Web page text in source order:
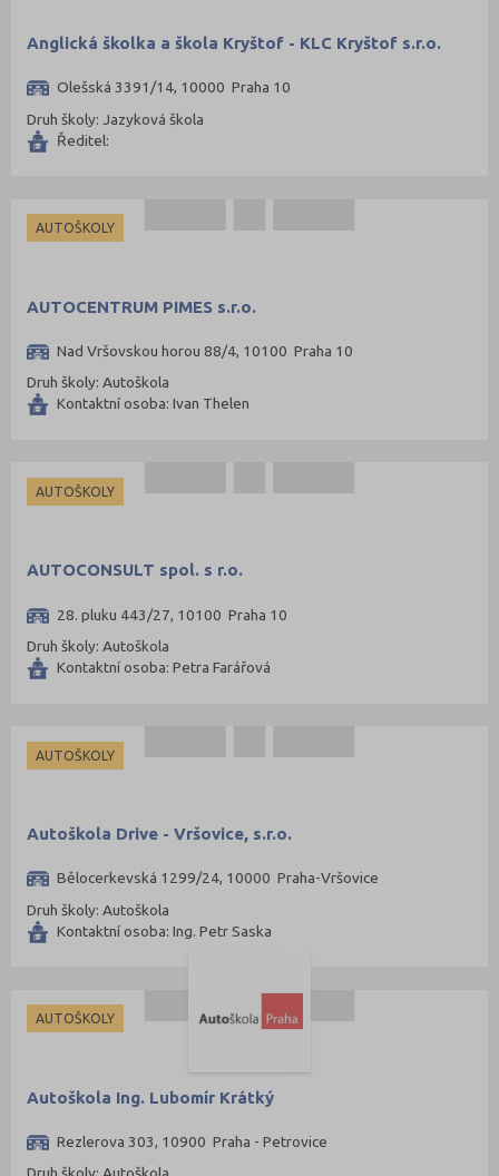
Plzeň-město (141)
Plzeň-sever (51)
Praha-západ (81)
Prostějov (85)
Přerov (115)
Příbram (105)
Rakovník (46)
Rychnov nad Kněžnou (81)
Svitavy (105)
Šumperk (111)
Teplice (76)
Třebíč (98)
Ústí nad Orlicí (135)
Zlín (161)
Žďár nad Sázavou (124)
Anglická školka a škola Kryštof - KLC Kryštof s.r.o.
Olešská 3391/14, 10000 Praha 10
Druh školy: Jazyková škola
Ředitel:
AUTOŠKOLY
AUTOCENTRUM PIMES s.r.o.
Nad Vršovskou horou 88/4, 10100 Praha 10
Druh školy: Autoškola
Kontaktní osoba: Ivan Thelen
AUTOŠKOLY
AUTOCONSULT spol. s r.o.
28. pluku 443/27, 10100 Praha 10
Druh školy: Autoškola
Kontaktní osoba: Petra Farářová
AUTOŠKOLY
Autoškola Drive - Vršovice, s.r.o.
Bělocerkevská 1299/24, 10000 Praha-Vršovice
Druh školy: Autoškola
Kontaktní osoba: Ing. Petr Saska
AUTOŠKOLY
Autoškola Ing. Lubomír Krátký
Rezlerova 303, 10900 Praha - Petrovice